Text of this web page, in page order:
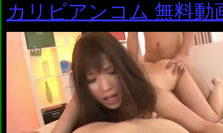
カリビアンコム 無料動